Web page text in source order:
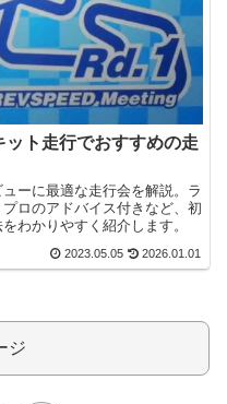
ット走行でおすすめの走
ーに最適な走行会を解説。ラ
ロのアドバイス付きなど、初
わかりやすく紹介します。
2023.05.05 2026.01.01
ジ